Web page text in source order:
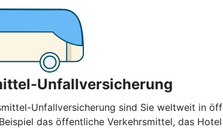
Unfallversicherung
Unfallversicherung sind Sie weltweit in
das öffentliche Verkehrsmittel, das